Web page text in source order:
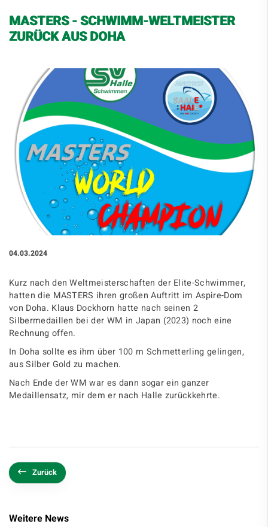
MASTERS - SCHWIMM-WELTMEISTER
ZURÜCK AUS DOHA
04.03.2024
Kurz nach den Weltmeisterschaften der Elite-Schwimmer,
hatten die MASTERS ihren großen Auftritt im Aspire-Dom
von Doha. Klaus Dockhorn hatte nach seinen 2
Silbermedaillen bei der WM in Japan (2023) noch eine
Rechnung offen.
In Doha sollte es ihm über 100 m Schmetterling gelingen,
aus Silber Gold zu machen.
Nach Ende der WM war es dann sogar ein ganzer
Medaillensatz, mir dem er nach Halle zurückkehrte.
Zurück
Weitere News